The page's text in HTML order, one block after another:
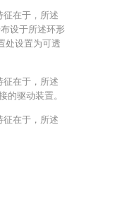
征在于，所述
设于所述环形
处设置为可透
征在于，所述
的驱动装置。
征在于，所述